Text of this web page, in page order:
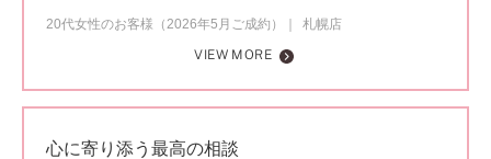
20代女性のお客様（2026年5月ご成約）
札幌店
VIEW MORE
心に寄り添う最高の相談